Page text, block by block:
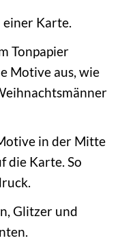
einer Karte.
Tonpapier
Motive aus, wie
in der Mitte
die Karte. So
Glitzer und